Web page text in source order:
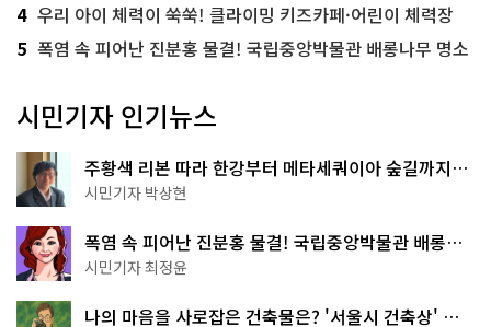
4 우리 아이 체력이 쑥쑥! 클라이밍 키즈카페·어린이 체력장
5 폭염 속 피어난 진분홍 물결! 국립중앙박물관 배롱나무 명소
시민기자 인기뉴스
주황색 리본 따라 한강부터 메타세쿼이아 숲길까지…
서울둘레길 15코스
시민기자 박상현
폭염 속 피어난 진분홍 물결! 국립중앙박물관 배롱나
무 명소
시민기자 최정윤
나의 마음을 사로잡은 건축물은? '서울시 건축상' 수